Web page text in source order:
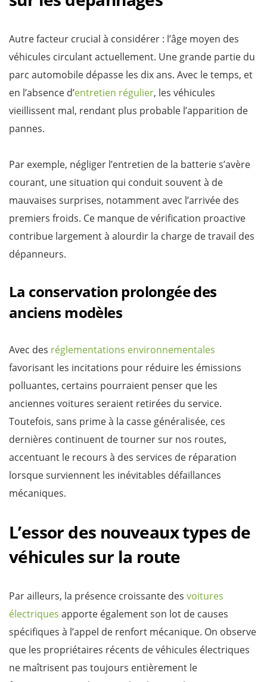
Autre facteur crucial à considérer : l’âge moyen des
véhicules circulant actuellement. Une grande partie du
parc automobile dépasse les dix ans. Avec le temps, et
en l’absence d’entretien régulier, les véhicules
vieillissent mal, rendant plus probable l’apparition de
pannes.
Par exemple, négliger l’entretien de la batterie s’avère
courant, une situation qui conduit souvent à de
mauvaises surprises, notamment avec l’arrivée des
premiers froids. Ce manque de vérification proactive
contribue largement à alourdir la charge de travail des
dépanneurs.
La conservation prolongée des
anciens modèles
Avec des réglementations environnementales
favorisant les incitations pour réduire les émissions
polluantes, certains pourraient penser que les
anciennes voitures seraient retirées du service.
Toutefois, sans prime à la casse généralisée, ces
dernières continuent de tourner sur nos routes,
accentuant le recours à des services de réparation
lorsque surviennent les inévitables défaillances
mécaniques.
L’essor des nouveaux types de
véhicules sur la route
Par ailleurs, la présence croissante des voitures
électriques apporte également son lot de causes
spécifiques à l’appel de renfort mécanique. On observe
que les propriétaires récents de véhicules électriques
ne maîtrisent pas toujours entièrement le